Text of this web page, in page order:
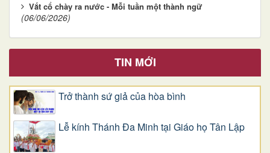
Vắt cổ chày ra nước - Mỗi tuần một thành ngữ
(06/06/2026)
TIN MỚI
Trở thành sứ giả của hòa bình
Lễ kính Thánh Đa Minh tại Giáo họ Tân Lập